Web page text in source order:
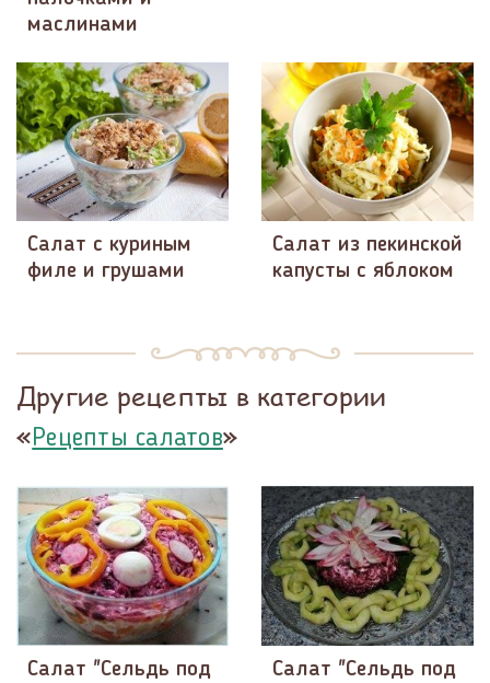
маслинами
Салат с куриным
филе и грушами
Салат из пекинской
капусты с яблоком
Другие рецепты в категории
«Рецепты салатов»
Салат "Сельдь под
Салат "Сельдь под